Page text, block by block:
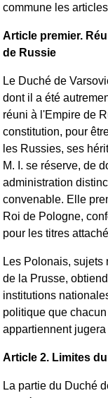
commune les
Article premier.
de Russie
Le Duché de
dont il a été
réuni à l'Empire de
constitution, pour
les Russies, ses
M. I. se réserve, de
administration
convenable. Elle
Roi de Pologne,
pour les titres
Les Polonais, sujets
de la Prusse,
institutions
politique que
appartiennent
Article 2. Limites
La partie du Duché